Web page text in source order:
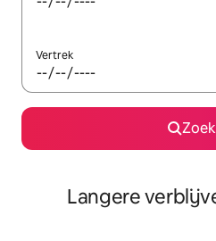
Vertrek
Langere